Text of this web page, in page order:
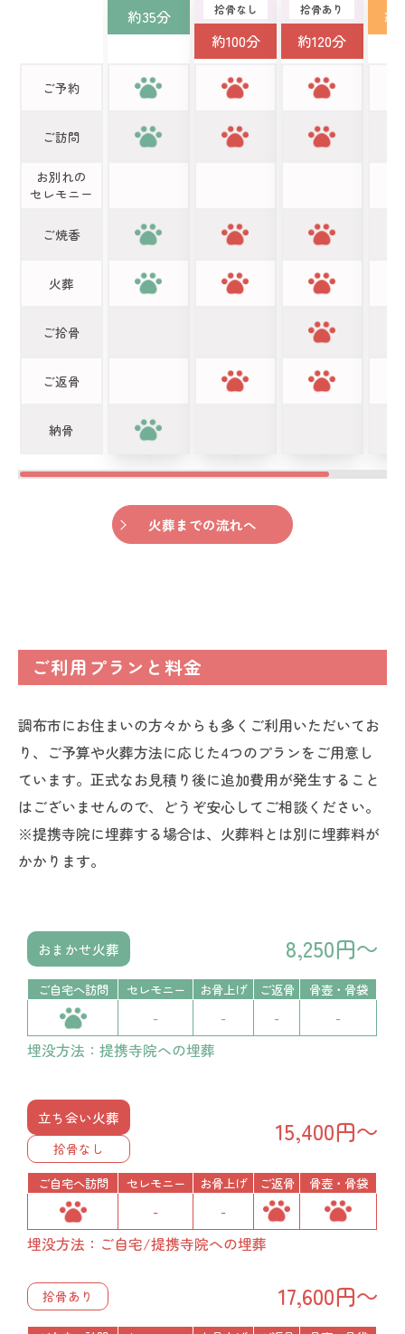
ご予約
ご訪問
お別れの
セレモニー
ご焼香
火葬
ご拾骨
ご返骨
納骨
約35分
拾骨なし
約100分
拾骨あり
約120分
約
火葬までの流れへ
ご利用プランと料金
調布市にお住まいの方々からも多くご利用いただいてお
り、ご予算や火葬方法に応じた4つのプランをご用意し
ています。正式なお見積り後に追加費用が発生すること
はございませんので、どうぞ安心してご相談ください。
※提携寺院に埋葬する場合は、火葬料とは別に埋葬料が
かかります。
おまかせ火葬 8,250円～
ご自宅へ訪問 セレモニー お骨上げ ご返骨
骨壺・骨袋
-
- - -
埋没方法：提携寺院への埋葬
立ち会い火葬
拾骨なし
15,400円～
ご自宅へ訪問 セレモニー お骨上げ ご返骨
骨壺・骨袋
-
-
埋没方法：ご自宅/提携寺院への埋葬
拾骨あり 17,600円～